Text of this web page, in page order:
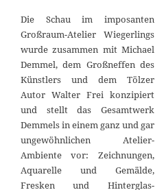
Die Schau im imposanten
Großraum-Atelier Wiegerlings
wurde zusammen mit Michael
Demmel, dem Großneffen des
Künstlers und dem Tölzer
Autor Walter Frei konzipiert
und stellt das Gesamtwerk
Demmels in einem ganz und gar
ungewöhnlichen Atelier-
Ambiente vor: Zeichnungen,
Aquarelle und Gemälde,
Fresken und Hinterglas-